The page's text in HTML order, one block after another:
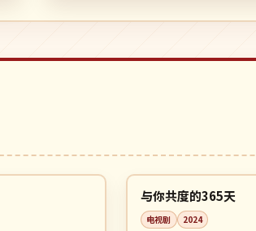
16:48
韩国
高分
与你共度的365天
电视剧 2024